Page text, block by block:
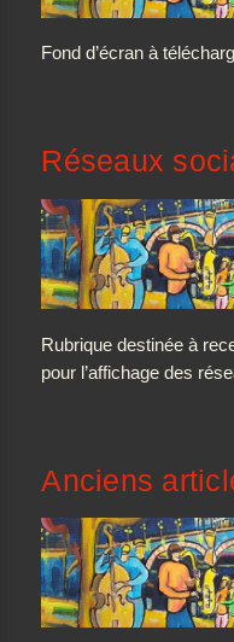
Fond d’écran à
Réseaux
Rubrique destinée à
pour l’affichage des
Anciens